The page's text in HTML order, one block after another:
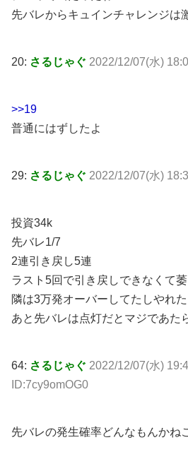
先バレからキュインチャレンジは
20: さるじゃぐ 2022/12/07(水)
>>19
普通にはずしたよ
29: さるじゃぐ 2022/12/07(水)
投資34k
先バレ1/7
2連引き戻し5連
ラスト5回で引き戻しできなくて
隣は3万発オーバーしてたしやれ
あと先バレは点灯だとマジであた
64: さるじゃぐ 2022/12/07(水)
ID:7cy9omOG0
先バレの発生確率どんなもんかね